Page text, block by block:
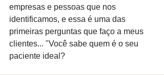
empresas e pessoas que nos
identificamos, e essa é uma das
primeiras perguntas que faço a meus
clientes... "Você sabe quem é o seu
paciente ideal?